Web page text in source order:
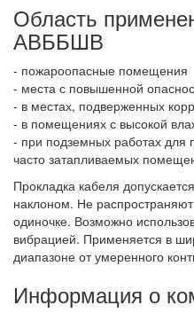
Область
АВББШВ
- пожароопасные помещения
- места с повышенной
- в местах, подверженных
- в помещениях с высокой
- при подземных работах для
часто затапливаемых
Прокладка кабеля
наклоном. Не
одиночке. Возможно
вибрацией. Применяется в
диапазоне от умеренного
Информация о